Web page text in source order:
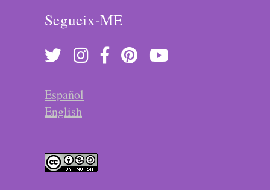
Segueix-ME
Español
English